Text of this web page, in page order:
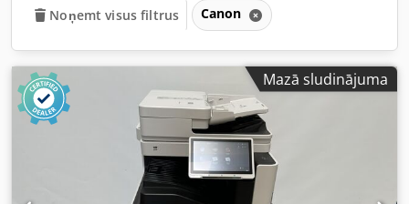
Noņemt visus filtrus Canon
Mazā sludinājuma